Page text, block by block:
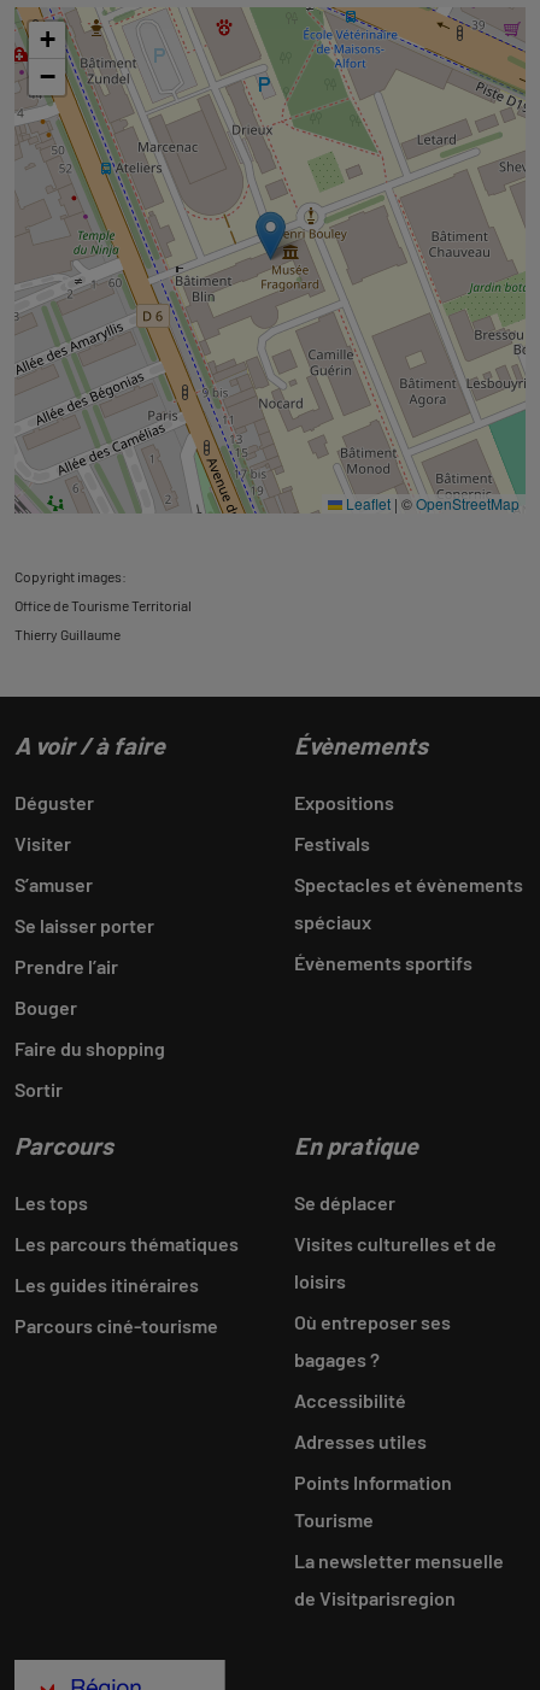
+
−
Leaflet | ©OpenStreetMap
Copyright images:
Office de Tourisme Territorial
Thierry Guillaume
A voir / à faire
Déguster
Visiter
S’amuser
Se laisser porter
Prendre l’air
Bouger
Faire du shopping
Sortir
Évènements
Expositions
Festivals
Spectacles et évènements
spéciaux
Évènements sportifs
Parcours
Les tops
Les parcours thématiques
Les guides itinéraires
Parcours ciné-tourisme
En pratique
Se déplacer
Visites culturelles et de
loisirs
Où entreposer ses
bagages ?
Accessibilité
Adresses utiles
Points Information
Tourisme
La newsletter mensuelle
de Visitparisregion